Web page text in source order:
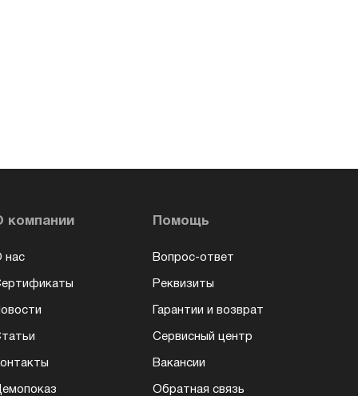
компании
нас
Помощь
Вопрос-ответ
Реквизиты
Гарантии и возврат
Сервисный центр
Вакансии
Обратная связь